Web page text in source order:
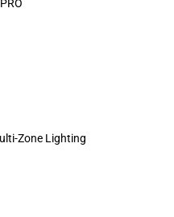
Zone Lighting